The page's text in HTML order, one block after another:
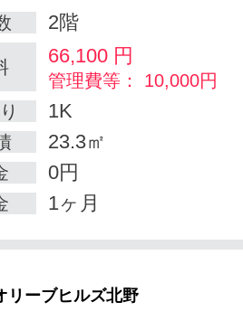
2階
66,100 円
管理費等： 10,000円
1K
23.3㎡
0円
1ヶ月
リーブヒルズ北野